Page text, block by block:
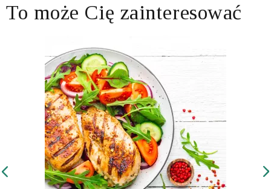
To może Cię zainteresować